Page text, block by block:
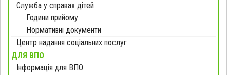
Служба у справах дітей
Години прийому
Нормативні документи
Центр надання соціальних послуг
ДЛЯ ВПО
Інформація для ВПО